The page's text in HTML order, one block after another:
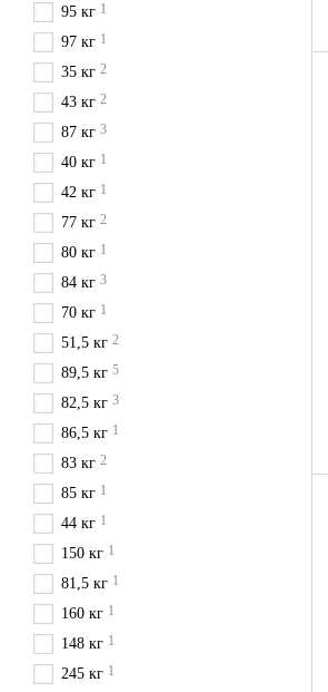
95 кг 1
97 кг 1
35 кг 2
43 кг 2
87 кг 3
40 кг 1
42 кг 1
77 кг 2
80 кг 1
84 кг 3
70 кг 1
51,5 кг 2
89,5 кг 5
82,5 кг 3
86,5 кг 1
83 кг 2
85 кг 1
44 кг 1
150 кг 1
81,5 кг 1
160 кг 1
148 кг 1
245 кг 1